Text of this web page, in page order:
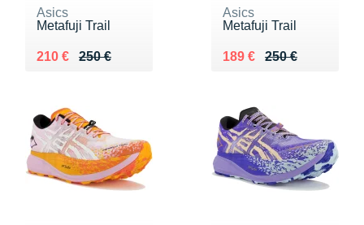
Asics
Metafuji Trail
250 €
Au lieu de 250 €
210 €
Vendu 210 €
Asics
Metafuji Trail
250 €
Au lieu de 250 €
189 €
Vendu 189 €